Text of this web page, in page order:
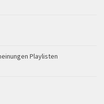
Playlisten